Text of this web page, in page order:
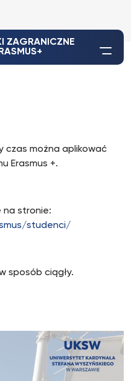
ZAGRANICZNE
czas można aplikować
Erasmus +.
na stronie:
studenci/
sposób ciągły.